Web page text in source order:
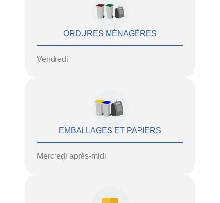
ORDURES MÉNAGÈRES
Vendredi
EMBALLAGES ET PAPIERS
Mercredi après-midi